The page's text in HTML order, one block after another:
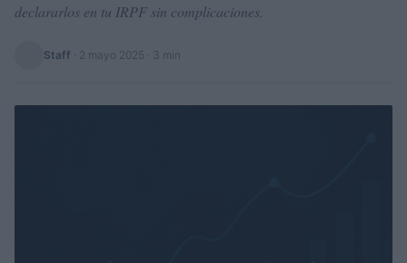
declararlos en tu IRPF sin complicaciones.
Staff 2 mayo 2025 · 3 min